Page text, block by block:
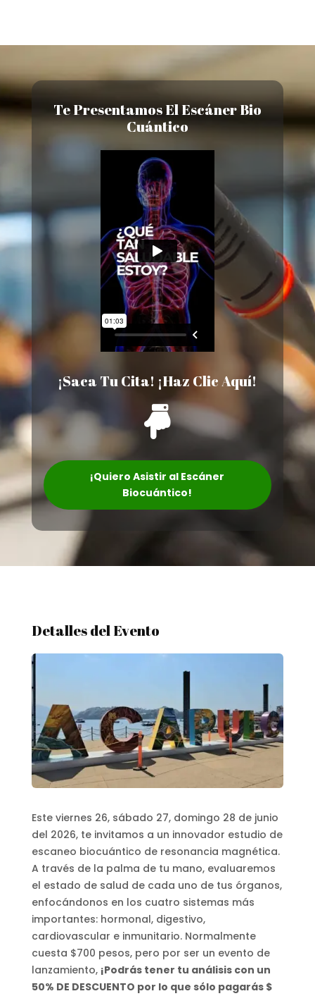
Te Presentamos El Escáner Bio
Cuántico
¡Saca Tu Cita! ¡Haz Clic Aquí!

¡Quiero Asistir al Escáner
Biocuántico!
Detalles del Evento
Este viernes 26, sábado 27, domingo 28 de junio
del 2026, te invitamos a un innovador estudio de
escaneo biocuántico de resonancia magnética.
A través de la palma de tu mano, evaluaremos
el estado de salud de cada uno de tus órganos,
enfocándonos en los cuatro sistemas más
importantes: hormonal, digestivo,
cardiovascular e inmunitario. Normalmente
cuesta $700 pesos, pero por ser un evento de
lanzamiento, ¡Podrás tener tu análisis con un
50% DE DESCUENTO por lo que sólo pagarás $